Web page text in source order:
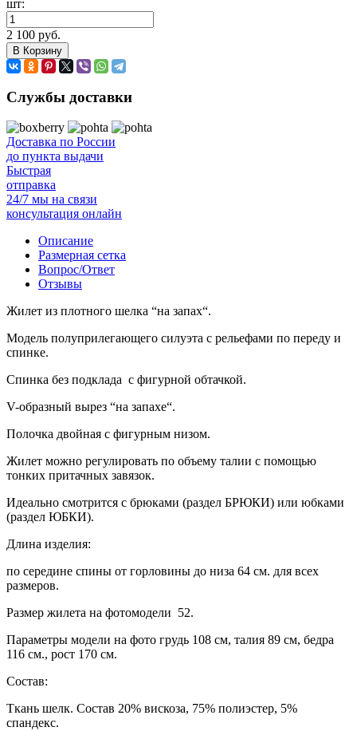
шт:
2 100 руб.
В Корзину
Службы доставки
Доставка по России
до пункта выдачи
Быстрая
отправка
24/7 мы на связи
консультация онлайн
Описание
Размерная сетка
Вопрос/Ответ
Отзывы
Жилет из плотного шелка “на запах“.
Модель полуприлегающего силуэта с рельефами по переду и
спинке.
Спинка без подклада с фигурной обтачкой.
V-образный вырез “на запахе“.
Полочка двойная с фигурным низом.
Жилет можно регулировать по объему талии с помощью
тонких притачных завязок.
Идеально смотрится с брюками (раздел БРЮКИ) или юбками
(раздел ЮБКИ).
Длина изделия:
по середине спины от горловины до низа 64 см. для всех
размеров.
Размер жилета на фотомодели 52.
Параметры модели на фото грудь 108 см, талия 89 см, бедра
116 см., рост 170 см.
Состав:
Ткань шелк. Состав 20% вискоза, 75% полиэстер, 5%
спандекс.